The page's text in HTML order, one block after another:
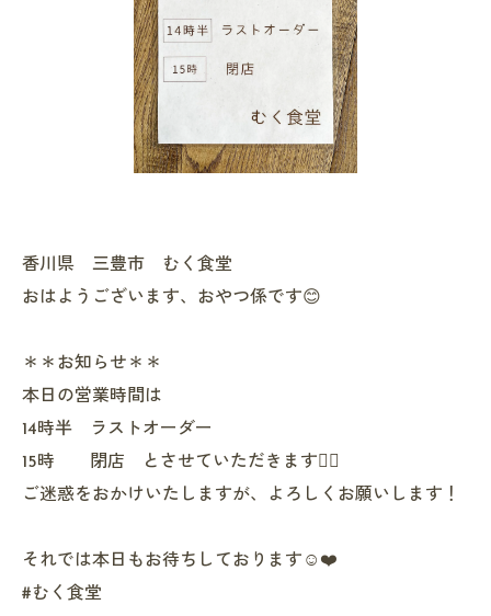
香川県 三豊市 むく食堂
おはようございます、おやつ係です😊
＊＊お知らせ＊＊
本日の営業時間は
14時半 ラストオーダー
15時 閉店 とさせていただきます🙇‍♀️
ご迷惑をおかけいたしますが、よろしくお願いします！
それでは本日もお待ちしております☺️❤️
#むく食堂